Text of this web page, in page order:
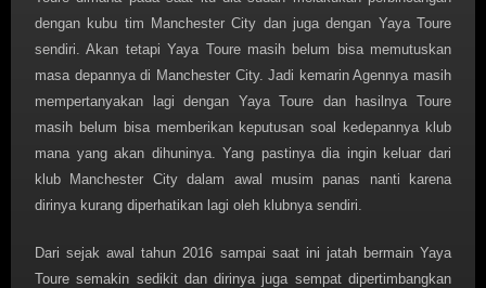
dengan kubu tim Manchester City dan juga dengan Yaya Toure
sendiri. Akan tetapi Yaya Toure masih belum bisa memutuskan
masa depannya di Manchester City. Jadi kemarin Agennya masih
mempertanyakan lagi dengan Yaya Toure dan hasilnya Toure
masih belum bisa memberikan keputusan soal kedepannya klub
mana yang akan dihuninya. Yang pastinya dia ingin keluar dari
klub Manchester City dalam awal musim panas nanti karena
dirinya kurang diperhatikan lagi oleh klubnya sendiri.
Dari sejak awal tahun 2016 sampai saat ini jatah bermain Yaya
Toure semakin sedikit dan dirinya juga sempat dipertimbangkan